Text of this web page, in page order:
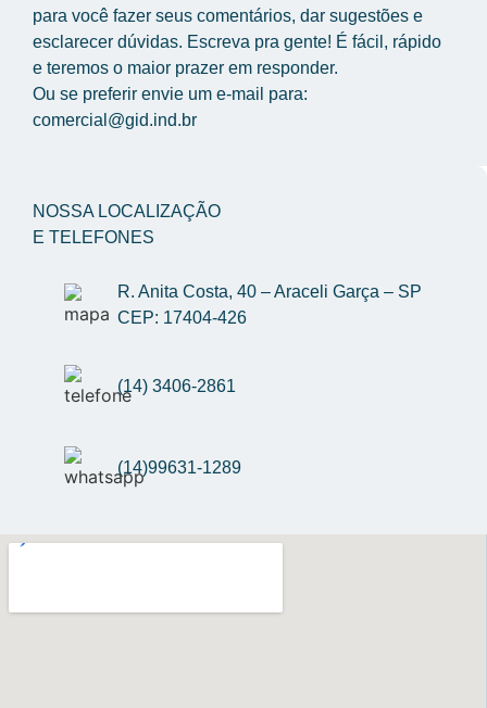
para você fazer seus comentários, dar sugestões e
esclarecer dúvidas. Escreva pra gente! É fácil, rápido
e teremos o maior prazer em responder.
Ou se preferir envie um e-mail para:
comercial@gid.ind.br
NOSSA LOCALIZAÇÃO
E TELEFONES
R. Anita Costa, 40 – Araceli Garça – SP
CEP: 17404-426
(14) 3406-2861
(14)99631-1289